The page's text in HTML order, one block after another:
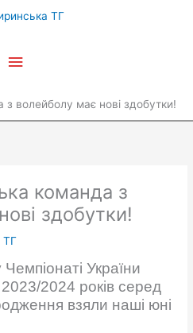
Головне
волейболу має нові здобутки!
команда з
здобутки!
ТГ
України
2023/2024 років серед
взяли наші юні